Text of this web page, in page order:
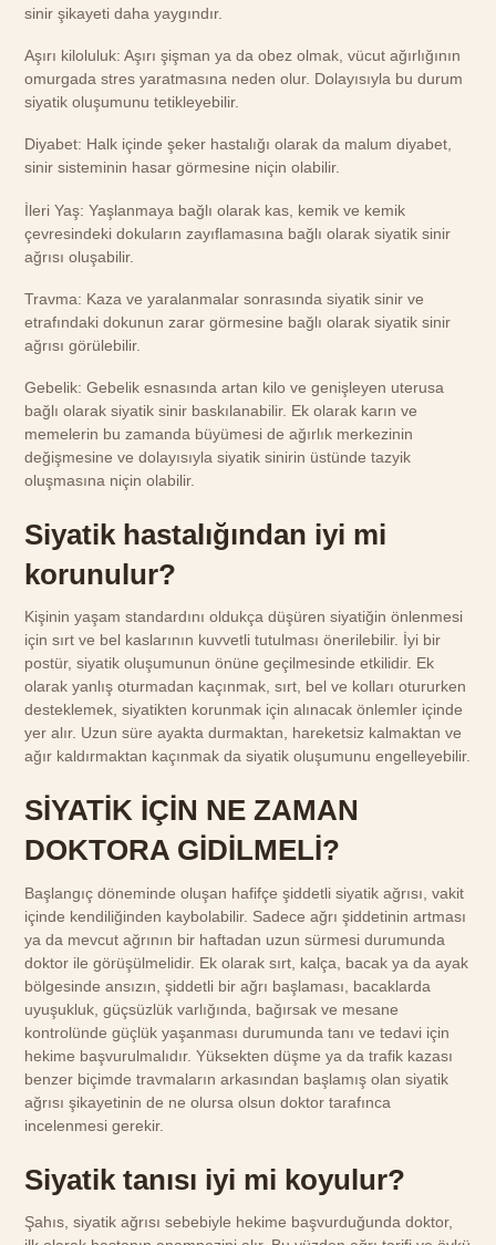
sinir şikayeti daha yaygındır.
Aşırı kiloluluk: Aşırı şişman ya da obez olmak, vücut ağırlığının
omurgada stres yaratmasına neden olur. Dolayısıyla bu durum
siyatik oluşumunu tetikleyebilir.
Diyabet: Halk içinde şeker hastalığı olarak da malum diyabet,
sinir sisteminin hasar görmesine niçin olabilir.
İleri Yaş: Yaşlanmaya bağlı olarak kas, kemik ve kemik
çevresindeki dokuların zayıflamasına bağlı olarak siyatik sinir
ağrısı oluşabilir.
Travma: Kaza ve yaralanmalar sonrasında siyatik sinir ve
etrafındaki dokunun zarar görmesine bağlı olarak siyatik sinir
ağrısı görülebilir.
Gebelik: Gebelik esnasında artan kilo ve genişleyen uterusa
bağlı olarak siyatik sinir baskılanabilir. Ek olarak karın ve
memelerin bu zamanda büyümesi de ağırlık merkezinin
değişmesine ve dolayısıyla siyatik sinirin üstünde tazyik
oluşmasına niçin olabilir.
Siyatik hastalığından iyi mi
korunulur?
Kişinin yaşam standardını oldukça düşüren siyatiğin önlenmesi
için sırt ve bel kaslarının kuvvetli tutulması önerilebilir. İyi bir
postür, siyatik oluşumunun önüne geçilmesinde etkilidir. Ek
olarak yanlış oturmadan kaçınmak, sırt, bel ve kolları otururken
desteklemek, siyatikten korunmak için alınacak önlemler içinde
yer alır. Uzun süre ayakta durmaktan, hareketsiz kalmaktan ve
ağır kaldırmaktan kaçınmak da siyatik oluşumunu engelleyebilir.
SİYATİK İÇİN NE ZAMAN
DOKTORA GİDİLMELİ?
Başlangıç döneminde oluşan hafifçe şiddetli siyatik ağrısı, vakit
içinde kendiliğinden kaybolabilir. Sadece ağrı şiddetinin artması
ya da mevcut ağrının bir haftadan uzun sürmesi durumunda
doktor ile görüşülmelidir. Ek olarak sırt, kalça, bacak ya da ayak
bölgesinde ansızın, şiddetli bir ağrı başlaması, bacaklarda
uyuşukluk, güçsüzlük varlığında, bağırsak ve mesane
kontrolünde güçlük yaşanması durumunda tanı ve tedavi için
hekime başvurulmalıdır. Yüksekten düşme ya da trafik kazası
benzer biçimde travmaların arkasından başlamış olan siyatik
ağrısı şikayetinin de ne olursa olsun doktor tarafınca
incelenmesi gerekir.
Siyatik tanısı iyi mi koyulur?
Şahıs, siyatik ağrısı sebebiyle hekime başvurduğunda doktor,